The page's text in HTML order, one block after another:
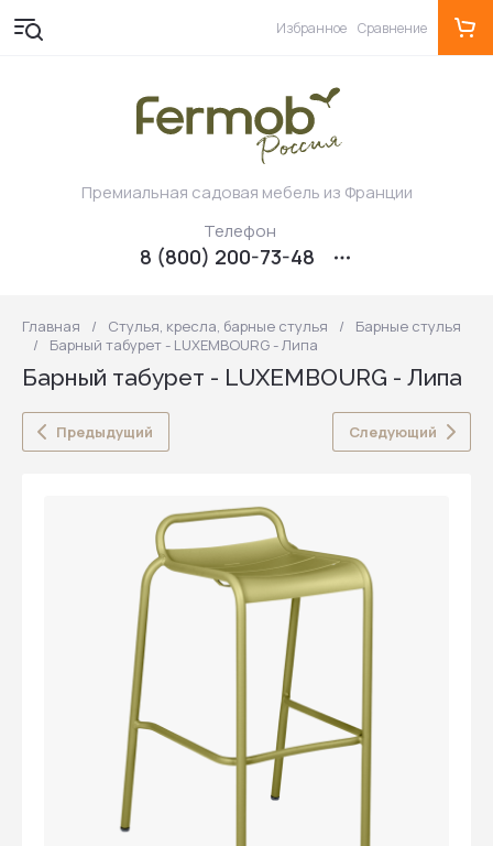
Премиальная садовая мебель из Франции
Телефон
8 (800) 200-73-48
Избранное Сравнение
Главная / Стулья, кресла, барные стулья /
Барные стулья
/
Барный табурет - LUXEMBOURG - Липа
Барный табурет - LUXEMBOURG - Липа
Предыдущий Следующий